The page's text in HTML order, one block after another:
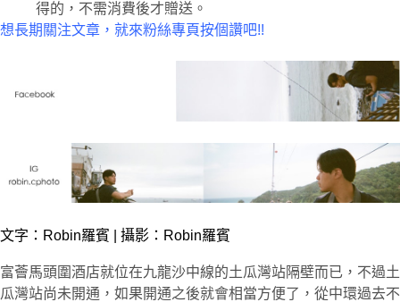
得的，不需消費後才贈送。
想長期關注文章，就來粉絲專頁按個讚吧!!
文字： Robin羅賓 | 攝影：Robin羅賓
富薈馬頭圍酒店就位在九龍沙中線的土瓜灣站隔壁而已，不過土
瓜灣站尚未開通，如果開通之後就會相當方便了，從中環過去不